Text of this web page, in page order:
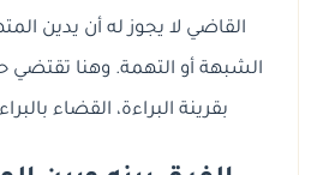
القاضي لا يجوز له أن يدين
الشبهة أو التهمة. وهنا تقتضي
بقرينة البراءة، القضاء